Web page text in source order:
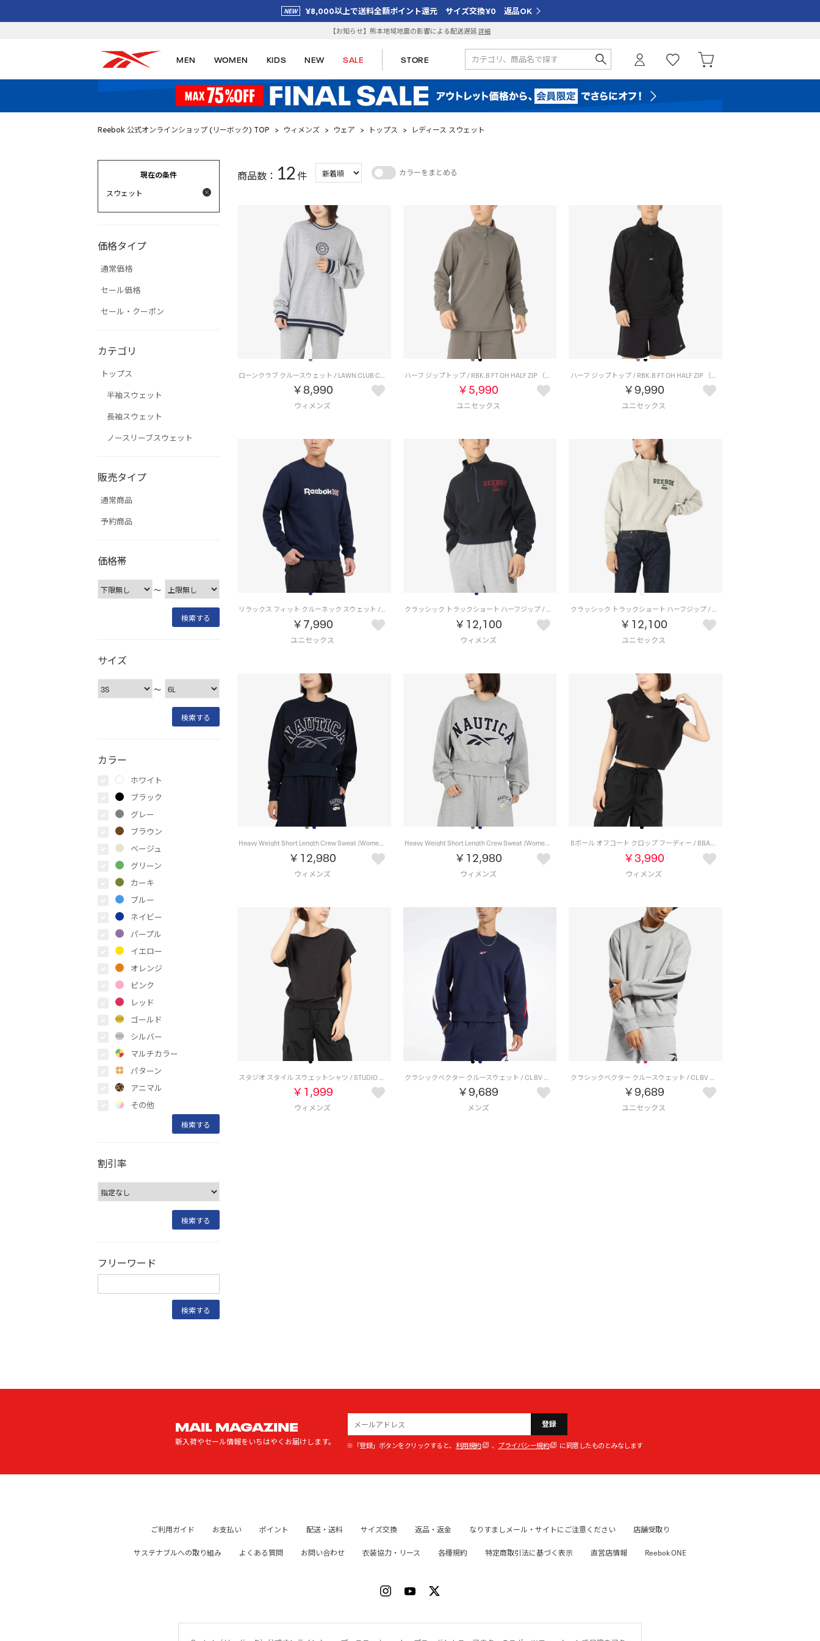
¥8,000以上で送料全額ポイント還元 サイズ交換¥0 返品OK
【お知らせ】熊本地域地震の影響による配送遅延詳細
MEN WOMEN KIDS NEW SALE STORE
Reebok 公式オンラインショップ (リーボック) TOP > ウィメンズ > ウェア > トップス > レディース スウェット
現在の条件
スウェット
価格タイプ
通常価格
セール価格
セール・クーポン
カテゴリ
トップス
半袖スウェット
長袖スウェット
ノースリーブスウェット
販売タイプ
通常商品
予約商品
価格帯
〜
サイズ
〜
カラー
ホワイト
ブラック
グレー
ブラウン
ベージュ
グリーン
カーキ
ブルー
ネイビー
パープル
イエロー
オレンジ
ピンク
レッド
ゴールド
シルバー
マルチカラー
パターン
アニマル
その他
割引率
フリーワード
商品数： 12 件 カラーをまとめる
ローンクラブ クルースウェット / LAWN CLUB CREW SWEATSHIRT （グレー）
￥8,990
ハーフ ジップトップ / RBK.B FT OH HALF ZIP （グレー）
￥5,990
ハーフ ジップトップ / RBK.B FT OH HALF ZIP （ブラック）
￥9,990
リラックス フィット クルーネック スウェット / UNISEX RELAXED FIT CREW NECK SWEATSHIRT （ネイビー）
￥7,990
クラッシック トラックショート ハーフジップ / CLASIC TRACK SHORT HALF-ZIP （ネイビー）
￥12,100
クラッシック トラックショート ハーフジップ / CLASIC TRACK SHORT HALF-ZIP （ホワイト）
￥12,100
Heavy Weight Short Length Crew Sweat (Womens) （Navy）
￥12,980
Heavy Weight Short Length Crew Sweat (Womens) （T.Grey）
￥12,980
Bボール オフコート クロップ フーディー / BBALL OFF COURT CROP HOODIE （ブラック）
￥3,990
スタジオ スタイル スウェットシャツ / STUDIO STYLE SWEATSHIRT （ブラック）
￥1,999
クラシックベクター クルースウェット / CL BV CREW（ベクターネイビー）
￥9,689
クラシックベクター クルースウェット / CL BV CREW （ミディアムグレーヘザー）
￥9,689
MAIL MAGAZINE
新入荷やセール情報をいちはやくお届けします。
登録
※「登録」ボタンをクリックすると、 利用規約 、 プライバシー規約 に同意したものとみなします
ご利用ガイド お支払い ポイント 配送・送料 サイズ交換 返品・返金 なりすましメール・サイトにご注意ください 店舗受取り
サステナブルへの取り組み よくある質問 お問い合わせ 衣装協力・リース 各種規約 特定商取引法に基づく表示 直営店情報 Reebok ONE